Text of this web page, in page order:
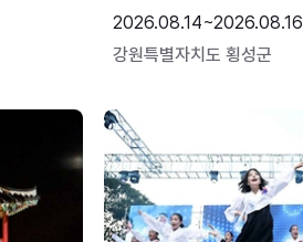
2026.08.14~2026.08.16
강원특별자치도 횡성군